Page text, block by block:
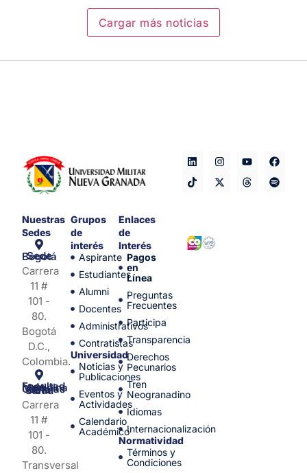
Cargar más noticias
Nuestras
Sedes
Sede Bogotá
Carrera
11 #
101 -
80.
Bogotá
D.C.,
Colombia.
Facultad de Medicina y Ciencias de la Salud
Carrera
11 #
101 -
80.
Transversal
Grupos
de
interés
Aspirante
Estudiantes
Alumni
Docentes
Administrativos
Contratistas
Universidad
Noticias y
Publicaciones
Eventos y
Actividades
Calendario
Académico
Enlaces
de
Interés
Pagos
en
Línea
Preguntas
Frecuentes
Participa
Transparencia
Derechos
Pecunarios
Tren
Neogranadino
Idiomas
Internacionalización
Normatividad
Términos y
Condiciones